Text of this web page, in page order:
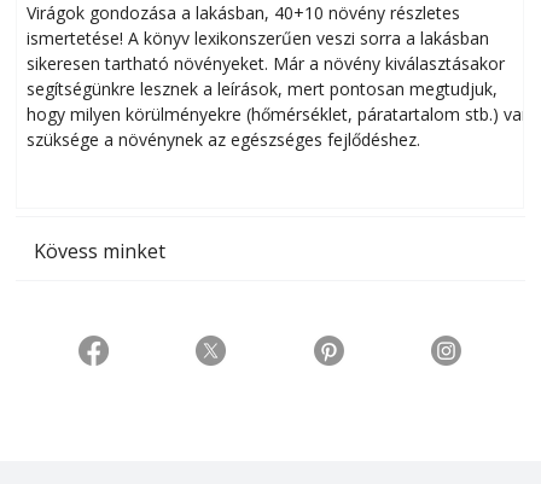
Virágok gondozása a lakásban, 40+10 növény részletes
ismertetése! A könyv lexikonszerűen veszi sorra a lakásban
sikeresen tart­ha­tó növényeket. Már a növény kiválasztásakor
segítségünkre lesznek a leírások, mert pontosan megtudjuk,
hogy milyen körülményekre (hőmérséklet, páratartalom stb.) van
szüksége a növénynek az egészséges fejlődéshez.
Kövess minket